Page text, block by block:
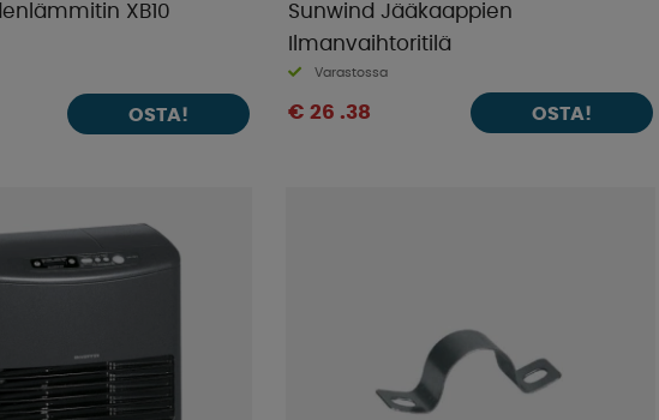
XB10
OSTA!
Sunwind Jääkaappien
Ilmanvaihtoritilä
Varastossa
€ 26 .38 OSTA!